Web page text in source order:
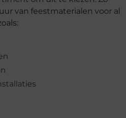
van feestmaterialen voor al